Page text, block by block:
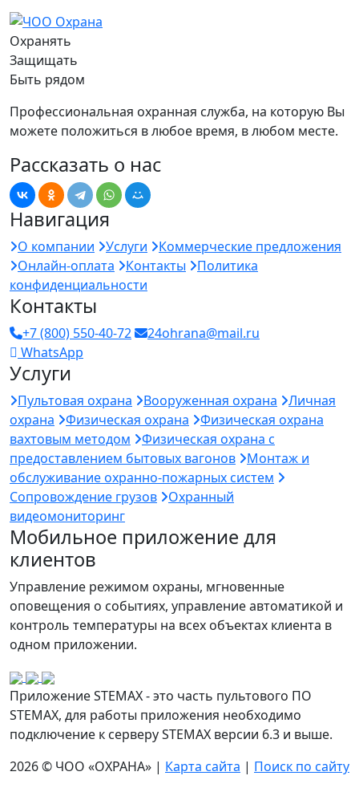
Охранять
Защищать
Быть рядом
Профессиональная охранная служба, на которую Вы
можете положиться в любое время, в любом месте.
Рассказать о нас
Навигация
О компании Услуги
Коммерческие предложения
Онлайн-оплата
Контакты
Политика
конфиденциальности
Контакты
+7 (800) 550-40-72
24ohrana@mail.ru
WhatsApp
Услуги
Пультовая охрана Вооруженная охрана
Личная
охрана
Физическая охрана
Физическая охрана
вахтовым методом
Физическая охрана с
предоставлением бытовых вагонов
Монтаж и
обслуживание охранно-пожарных систем
Сопровождение грузов
Охранный
видеомониторинг
Мобильное приложение для
клиентов
Управление режимом охраны, мгновенные
оповещения о событиях, управление автоматикой и
контроль температуры на всех объектах клиента в
одном приложении.
Приложение STEMAX - это часть пультового ПО
STEMAX, для работы приложения необходимо
подключение к серверу STEMAX версии 6.3 и выше.
2026 © ЧОО «ОХРАНА» | Карта сайта | Поиск по сайту